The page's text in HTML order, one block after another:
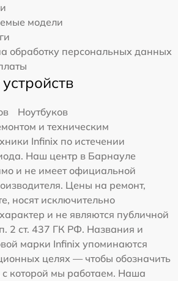
модели
обработку персональных данных
Ноутбуков
и техническим
Infinix по истечении
Наш центр в Барнауле
и не имеет официальной
Цены на ремонт,
носят исключительно
и не являются публичной
2 ст. 437 ГК РФ. Названия и
марки Infinix упоминаются
целях — чтобы обозначить
с которой мы работаем. Наша